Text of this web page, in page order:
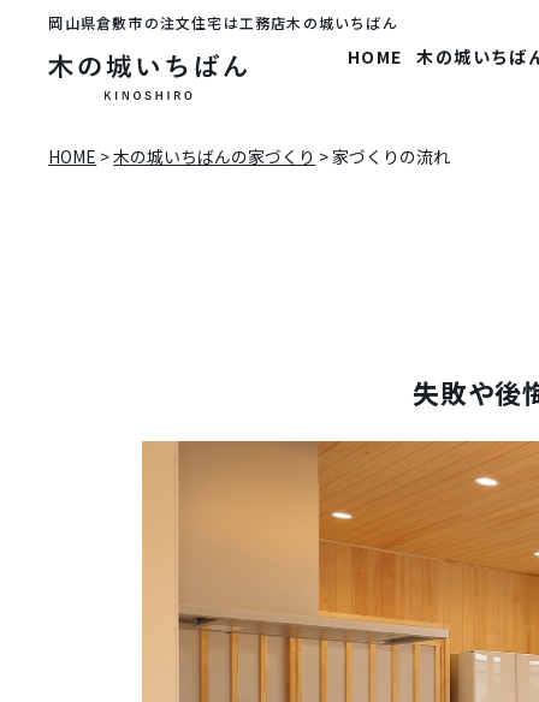
岡山県倉敷市の注文住宅は工務店木の城いちばん
HOME 木の城いちば
HOME >木の城いちばんの家づくり >家づくりの流れ
失敗や後